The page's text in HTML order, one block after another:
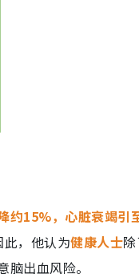
约15%，心脏衰竭引
此，他认为健康人士
出血风险。